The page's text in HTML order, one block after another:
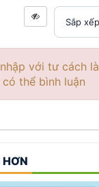
với tư cách là
có thể bình luận